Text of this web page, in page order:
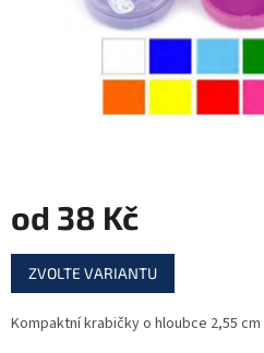
od 38 Kč
Měrná
cena:
ZVOLTE VARIANTU
Kompaktní krabičky o hloubce 2,55